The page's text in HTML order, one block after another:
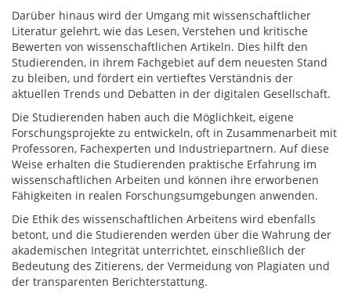
Darüber hinaus wird der Umgang mit wissenschaftlicher
Literatur gelehrt, wie das Lesen, Verstehen und kritische
Bewerten von wissenschaftlichen Artikeln. Dies hilft den
Studierenden, in ihrem Fachgebiet auf dem neuesten Stand
zu bleiben, und fördert ein vertieftes Verständnis der
aktuellen Trends und Debatten in der digitalen Gesellschaft.
Die Studierenden haben auch die Möglichkeit, eigene
Forschungsprojekte zu entwickeln, oft in Zusammenarbeit mit
Professoren, Fachexperten und Industriepartnern. Auf diese
Weise erhalten die Studierenden praktische Erfahrung im
wissenschaftlichen Arbeiten und können ihre erworbenen
Fähigkeiten in realen Forschungsumgebungen anwenden.
Die Ethik des wissenschaftlichen Arbeitens wird ebenfalls
betont, und die Studierenden werden über die Wahrung der
akademischen Integrität unterrichtet, einschließlich der
Bedeutung des Zitierens, der Vermeidung von Plagiaten und
der transparenten Berichterstattung.